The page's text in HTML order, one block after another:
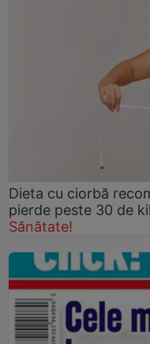
Dieta cu ciorbă
pierde peste 30 de
Sănătate!